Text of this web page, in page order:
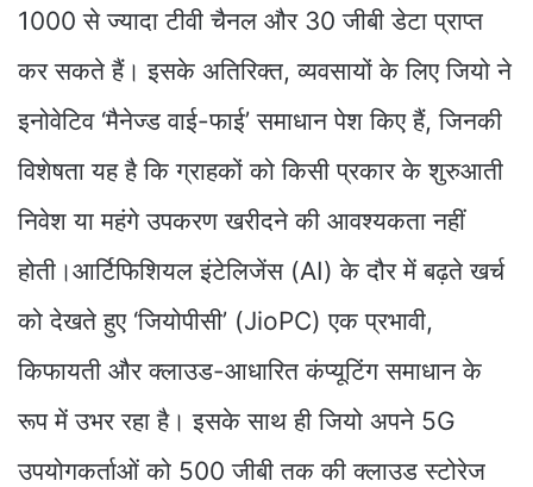
1000 से ज्यादा टीवी चैनल और 30 जीबी डेटा प्राप्त
कर सकते हैं। इसके अतिरिक्त, व्यवसायों के लिए जियो ने
इनोवेटिव ‘मैनेज्ड वाई-फाई’ समाधान पेश किए हैं, जिनकी
विशेषता यह है कि ग्राहकों को किसी प्रकार के शुरुआती
निवेश या महंगे उपकरण खरीदने की आवश्यकता नहीं
होती।आर्टिफिशियल इंटेलिजेंस (AI) के दौर में बढ़ते खर्च
को देखते हुए ‘जियोपीसी’ (JioPC) एक प्रभावी,
किफायती और क्लाउड-आधारित कंप्यूटिंग समाधान के
रूप में उभर रहा है। इसके साथ ही जियो अपने 5G
उपयोगकर्ताओं को 500 जीबी तक की क्लाउड स्टोरेज